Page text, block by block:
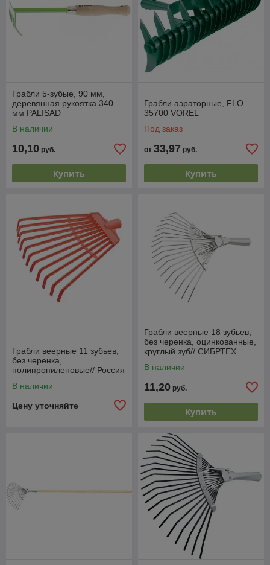
Грабли 5-зубые, 90 мм,
деревянная рукоятка 340
мм PALISAD
В наличии
10,10 руб.
Купить
Грабли аэраторные, FLO
35700 VOREL
Под заказ
от 33,97 руб.
Купить
Грабли веерные 11 зубьев,
без черенка,
полипропиленовые// Россия
В наличии
Цену уточняйте
Грабли веерные 18 зубьев,
без черенка, оцинкованные,
круглый зуб// СИБРТЕХ
В наличии
11,20 руб.
Купить